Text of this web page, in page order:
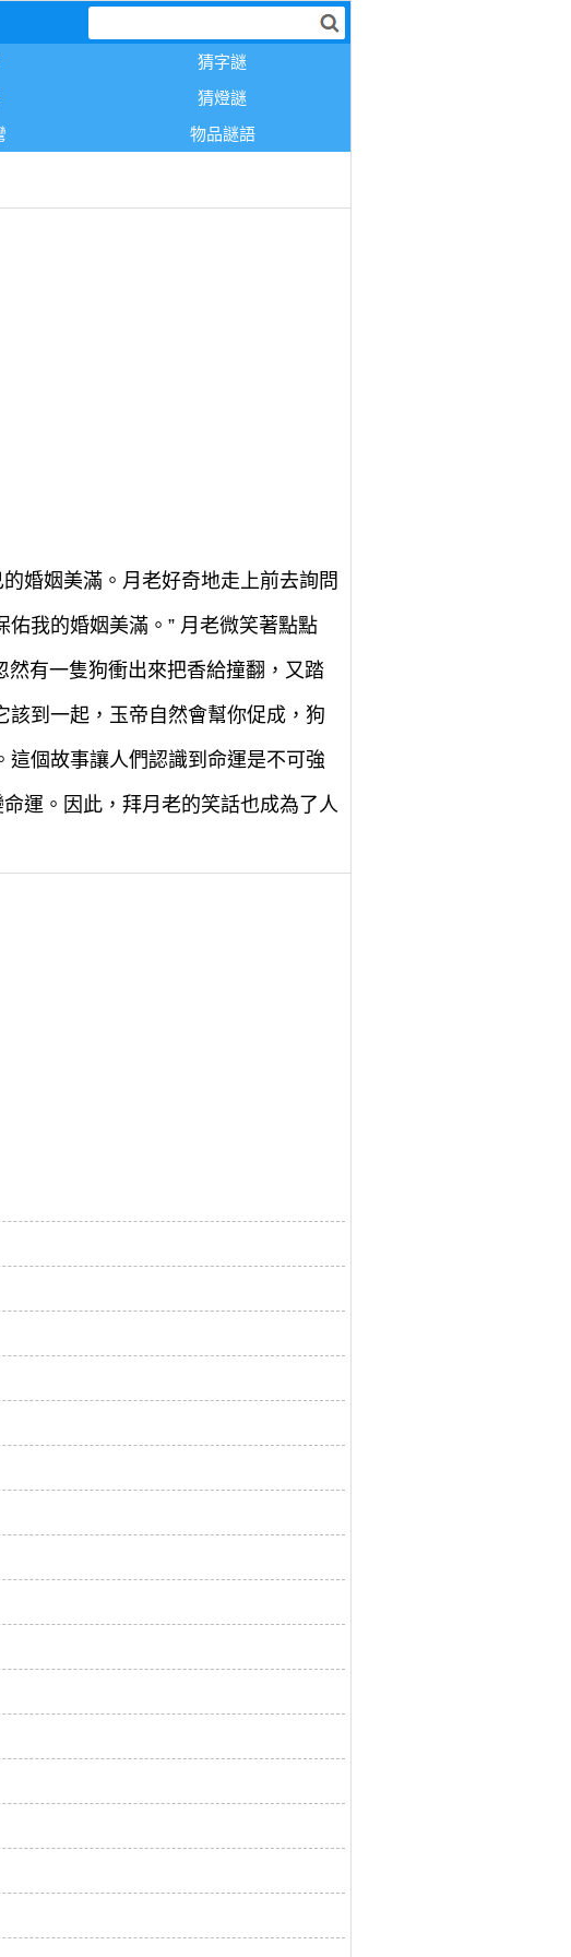
猜字謎
猜燈謎
物品謎語
婚姻美滿。月老好奇地走上前去詢問
我的婚姻美滿。” 月老微笑著點點
有一隻狗衝出來把香給撞翻，又踏
該到一起，玉帝自然會幫你促成，狗
這個故事讓人們認識到命運是不可強
運。因此，拜月老的笑話也成為了人